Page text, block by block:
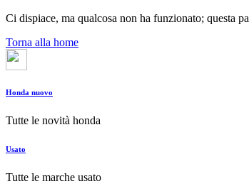
Ci dispiace, ma qualcosa non ha funzionato; questa
Torna alla home
Honda nuovo
Tutte le novità honda
Usato
Tutte le marche usato